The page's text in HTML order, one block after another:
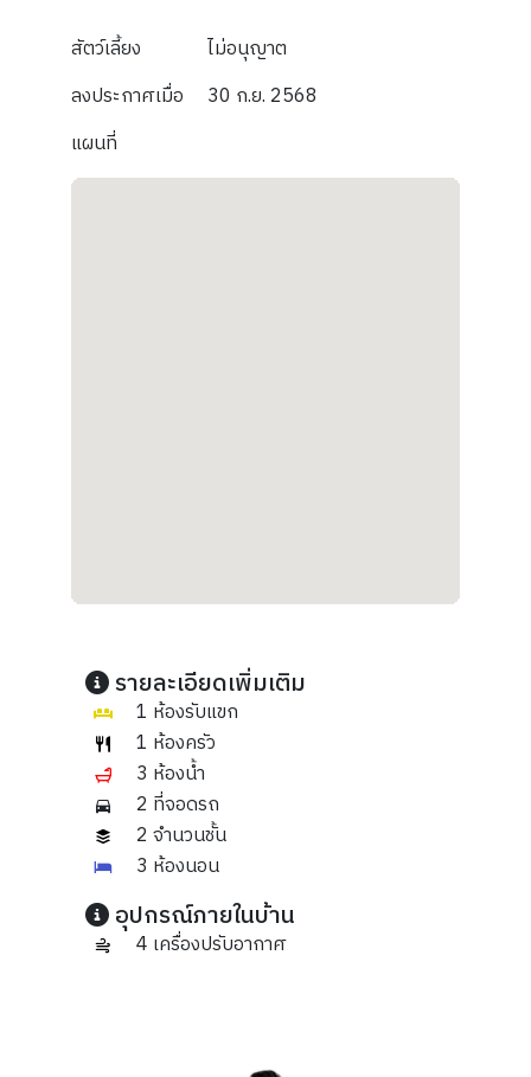
สัตว์เลี้ยง
ไม่อนุญาต
ลงประกาศเมื่อ
30 ก.ย. 2568
แผนที่
รายละเอียดเพิ่มเติม
1 ห้องรับแขก
1 ห้องครัว
3 ห้องน้ำ
2 ที่จอดรถ
2 จำนวนชั้น
3 ห้องนอน
อุปกรณ์ภายในบ้าน
4 เครื่องปรับอากาศ